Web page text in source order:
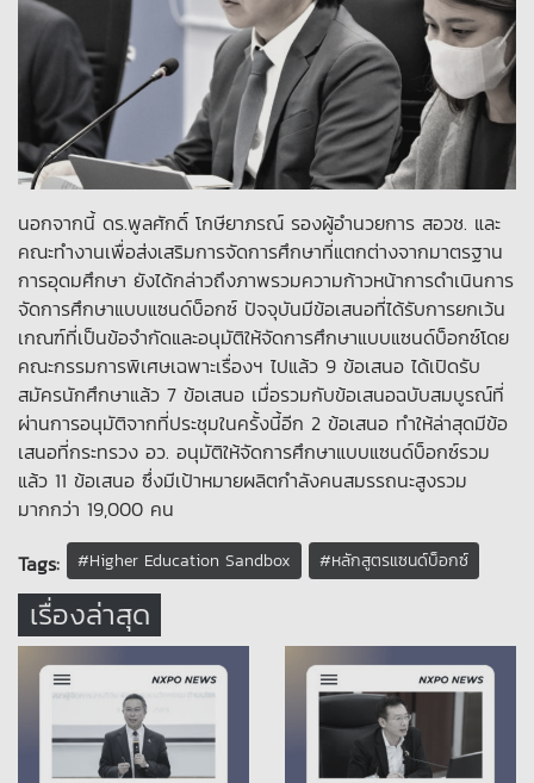
นอกจากนี้ ดร.พูลศักดิ์ โกษียาภรณ์ รองผู้อำนวยการ สอวช. และ
คณะทำงานเพื่อส่งเสริมการจัดการศึกษาที่แตกต่างจากมาตรฐาน
การอุดมศึกษา ยังได้กล่าวถึงภาพรวมความก้าวหน้าการดำเนินการ
จัดการศึกษาแบบแซนด์บ็อกซ์ ปัจจุบันมีข้อเสนอที่ได้รับการยกเว้น
เกณฑ์ที่เป็นข้อจำกัดและอนุมัติให้จัดการศึกษาแบบแซนด์บ็อกซ์โดย
คณะกรรมการพิเศษเฉพาะเรื่องฯ ไปแล้ว 9 ข้อเสนอ ได้เปิดรับ
สมัครนักศึกษาแล้ว 7 ข้อเสนอ เมื่อรวมกับข้อเสนอฉบับสมบูรณ์ที่
ผ่านการอนุมัติจากที่ประชุมในครั้งนี้อีก 2 ข้อเสนอ ทำให้ล่าสุดมีข้อ
เสนอที่กระทรวง อว. อนุมัติให้จัดการศึกษาแบบแซนด์บ็อกซ์รวม
แล้ว 11 ข้อเสนอ ซึ่งมีเป้าหมายผลิตกำลังคนสมรรถนะสูงรวม
มากกว่า 19,000 คน
Tags:
#Higher Education Sandbox #หลักสูตรแซนด์บ็อกซ์
เรื่องล่าสุด